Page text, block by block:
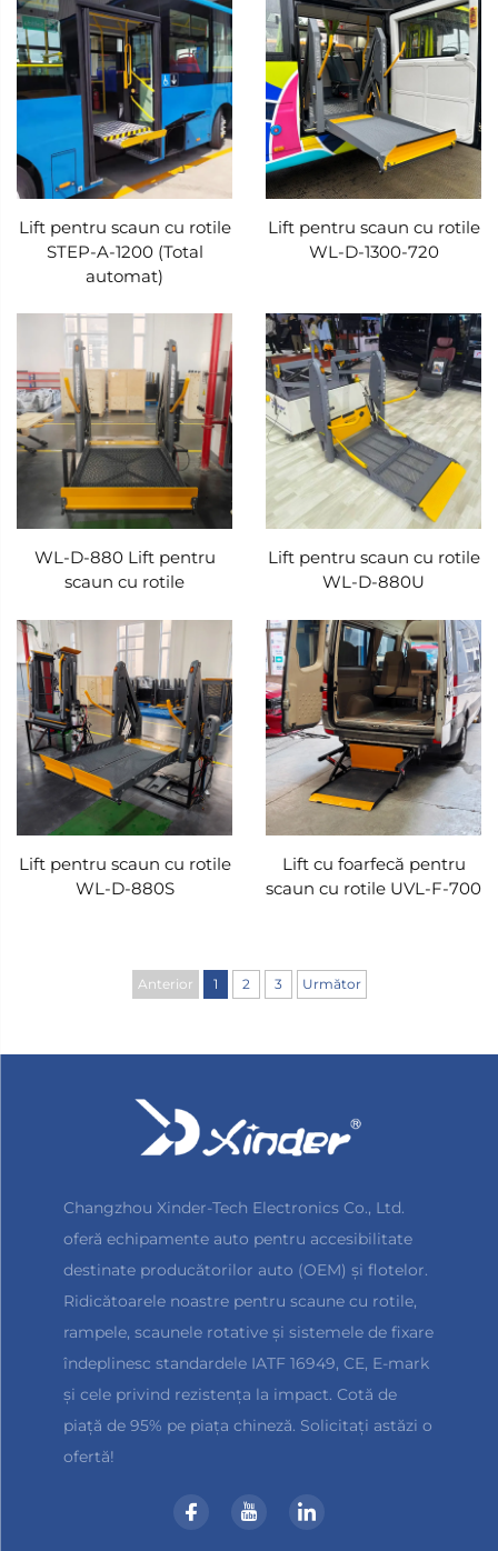
Lift pentru scaun cu rotile
STEP-A-1200 (Total
automat)
Lift pentru scaun cu rotile
WL-D-1300-720
WL-D-880 Lift pentru
scaun cu rotile
Lift pentru scaun cu rotile
WL-D-880U
Lift pentru scaun cu rotile
WL-D-880S
Lift cu foarfecă pentru
scaun cu rotile UVL-F-700
Anterior 1 2 3 Următor
Changzhou Xinder-Tech Electronics Co., Ltd.
oferă echipamente auto pentru accesibilitate
destinate producătorilor auto (OEM) și flotelor.
Ridicătoarele noastre pentru scaune cu rotile,
rampele, scaunele rotative și sistemele de fixare
îndeplinesc standardele IATF 16949, CE, E-mark
și cele privind rezistența la impact. Cotă de
piață de 95% pe piața chineză. Solicitați astăzi o
ofertă!